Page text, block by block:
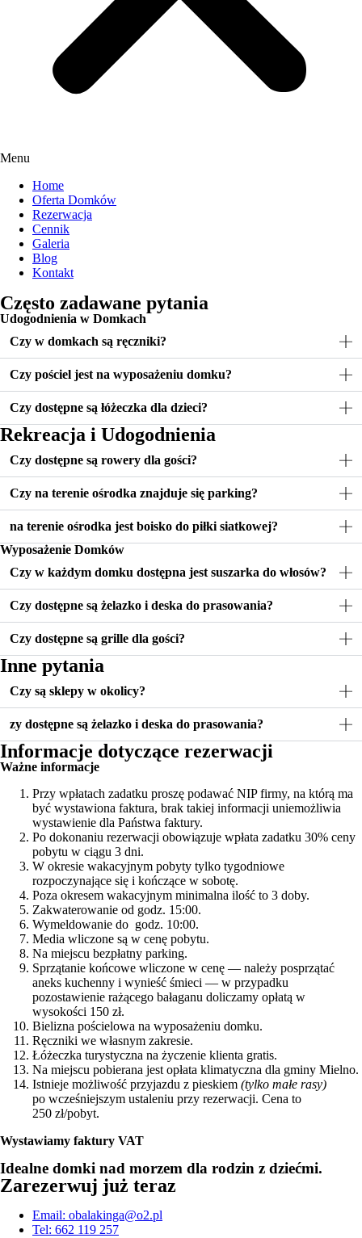
Menu
Home
Oferta Domków
Rezerwacja
Cennik
Galeria
Blog
Kontakt
Często zadawane pytania
Udogodnienia w Domkach
Czy w domkach są ręczniki?
Czy pościel jest na wyposażeniu domku?
Czy dostępne są łóżeczka dla dzieci?
Rekreacja i Udogodnienia
Czy dostępne są rowery dla gości?
Czy na terenie ośrodka znajduje się parking?
na terenie ośrodka jest boisko do piłki siatkowej?
Wyposażenie Domków
Czy w każdym domku dostępna jest suszarka do włosów?
Czy dostępne są żelazko i deska do prasowania?
Czy dostępne są grille dla gości?
Inne pytania
Czy są sklepy w okolicy?
zy dostępne są żelazko i deska do prasowania?
Informacje dotyczące rezerwacji
Ważne informacje
Przy wpłatach zadatku proszę podawać NIP firmy, na którą ma
być wystawiona faktura, brak takiej informacji uniemożliwia
wystawienie dla Państwa faktury.
Po dokonaniu rezerwacji obowiązuje wpłata zadatku 30% ceny
pobytu w ciągu 3 dni.
W okresie wakacyjnym pobyty tylko tygodniowe
rozpoczynające się i kończące w sobotę.
Poza okresem wakacyjnym minimalna ilość to 3 doby.
Zakwaterowanie od godz. 15:00.
Wymeldowanie do godz. 10:00.
Media wliczone są w cenę pobytu.
Na miejscu bezpłatny parking.
Sprzątanie końcowe wliczone w cenę — należy posprzątać
aneks kuchenny i wynieść śmieci — w przypadku
pozostawienie rażącego bałaganu doliczamy opłatą w
wysokości 150 zł.
Bielizna pościelowa na wyposażeniu domku.
Ręczniki we własnym zakresie.
Łóżeczka turystyczna na życzenie klienta gratis.
Na miejscu pobierana jest opłata klimatyczna dla gminy Mielno.
Istnieje możliwość przyjazdu z pieskiem (tylko małe rasy)
po wcześniejszym ustaleniu przy rezerwacji. Cena to
250 zł/pobyt.
Wystawiamy faktury VAT
Idealne domki nad morzem dla rodzin z dziećmi.
Zarezerwuj już teraz
Email: obalakinga@o2.pl
Tel: 662 119 257